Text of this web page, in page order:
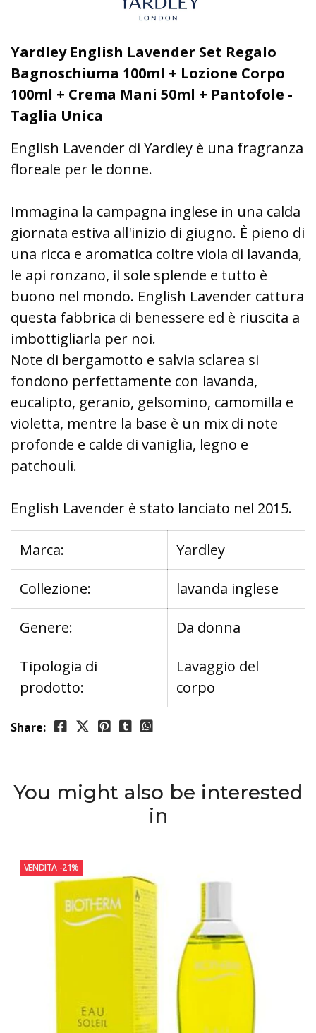
Yardley English Lavender Set Regalo
Bagnoschiuma 100ml + Lozione Corpo
100ml + Crema Mani 50ml + Pantofole -
Taglia Unica
English Lavender di Yardley è una fragranza
floreale per le donne.
Immagina la campagna inglese in una calda
giornata estiva all'inizio di giugno. È pieno di
una ricca e aromatica coltre viola di lavanda,
le api ronzano, il sole splende e tutto è
buono nel mondo. English Lavender cattura
questa fabbrica di benessere ed è riuscita a
imbottigliarla per noi.
Note di bergamotto e salvia sclarea si
fondono perfettamente con lavanda,
eucalipto, geranio, gelsomino, camomilla e
violetta, mentre la base è un mix di note
profonde e calde di vaniglia, legno e
patchouli.
English Lavender è stato lanciato nel 2015.
Marca: Yardley
Collezione: lavanda inglese
Genere: Da donna
Tipologia di
prodotto:
Lavaggio del
corpo
Share:
You might also be interested
in
VENDITA -21%